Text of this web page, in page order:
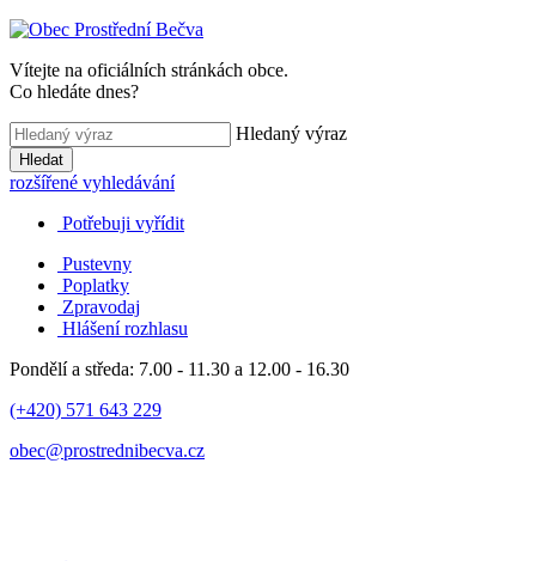
Vítejte na oficiálních stránkách obce.
Co hledáte dnes?
Hledaný výraz
Hledat
rozšířené vyhledávání
Potřebuji vyřídit
Pustevny
Poplatky
Zpravodaj
Hlášení rozhlasu
Pondělí a středa: 7.00 - 11.30 a 12.00 - 16.30
(+420) 571 643 229
obec@prostrednibecva.cz